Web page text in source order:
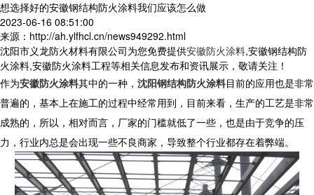
想选择好的安徽钢结构防火涂料我们应该怎么做
2023-06-16 08:51:00
来源：http://ah.ylfhcl.cn/news949292.html
沈阳市义龙防火材料有限公司为您免费提供安徽防火涂料,安徽钢结构防
火涂料,安徽防火涂料工程等相关信息发布和资讯展示，敬请关注！
作为安徽防火涂料其中的一种， 沈阳钢结构防火涂料目前的应用也是非常
普遍的，基本上在施工的过程中经常用到，目前来看，生产的工艺是非常
成熟的，所以，相对而言，厂家的门槛就低了一些，也是由于竞争的压
力，行业内总是会出现一些不良商家，导致整个行业都存在着弊端。